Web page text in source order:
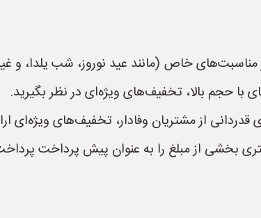
خاص (مانند عید نوروز، شب یلدا، و
حجم بالا، تخفیف‌های ویژه‌ای در نظر بگیرید.
از مشتریان وفادار، تخفیف‌های ویژه‌ای
از مبلغ را به عنوان پیش پرداخت پرداخت